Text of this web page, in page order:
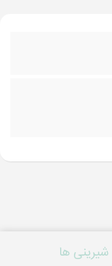
شیرینی ها